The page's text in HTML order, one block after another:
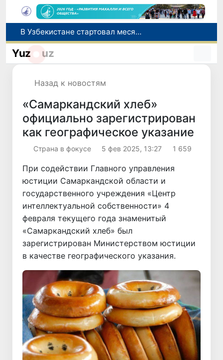
В Узбекистане стартовал месячник Целей устойчивого развития
В июле представительство Агентства миграции в Москве оказало помощь более 1,8 тысячам граждан Узбекистана
Yuz uz
Назад к новостям
«Самаркандский хлеб»
официально зарегистрирован
как географическое указание
Страна в фокусе 5 фев 2025, 13:27 1 659
При содействии Главного управления
юстиции Самаркандской области и
государственного учреждения «Центр
интеллектуальной собственности» 4
февраля текущего года знаменитый
«Самаркандский хлеб» был
зарегистрирован Министерством юстиции
в качестве географического указания.